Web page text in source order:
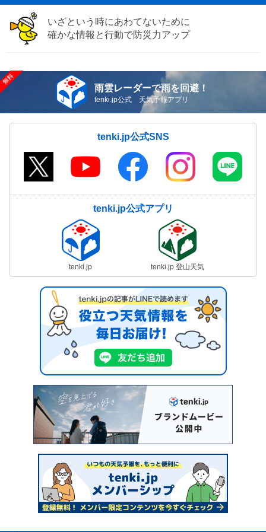
いざという時にあわてないために
確かな情報と行動で防災力アップ
雨雲レーダーで雨を回避！
tenki.jp公式 天気予報アプリ
tenki.jp公式SNS
tenki.jp公式アプリ
tenki.jp tenki.jp 登山天気